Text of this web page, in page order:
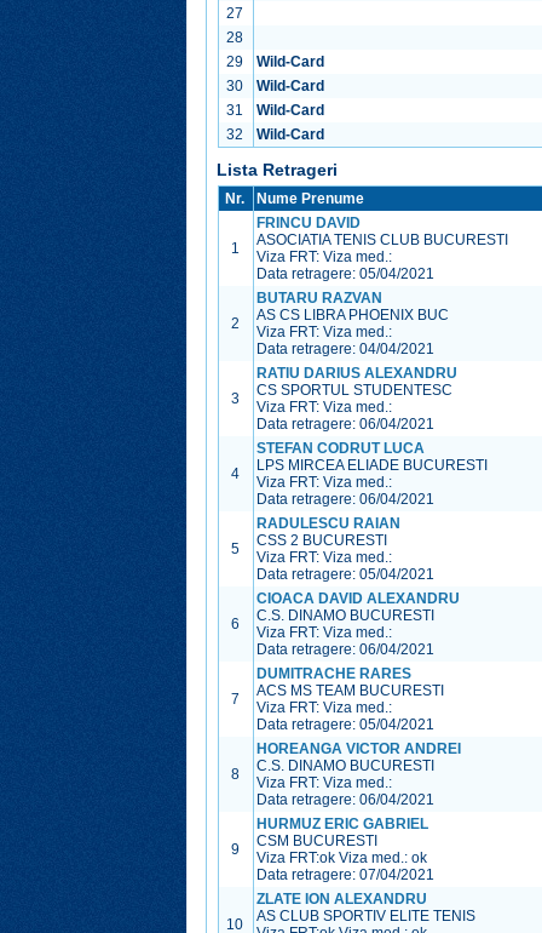
27
28
29
Wild-Card
30
Wild-Card
31
Wild-Card
32
Wild-Card
Lista Retrageri
Nr. Nume Prenume
1
FRINCU DAVID
ASOCIATIA TENIS CLUB BUCURESTI
Viza FRT: Viza med.:
Data retragere: 05/04/2021
2
BUTARU RAZVAN
AS CS LIBRA PHOENIX BUC
Viza FRT: Viza med.:
Data retragere: 04/04/2021
3
RATIU DARIUS ALEXANDRU
CS SPORTUL STUDENTESC
Viza FRT: Viza med.:
Data retragere: 06/04/2021
4
STEFAN CODRUT LUCA
LPS MIRCEA ELIADE BUCURESTI
Viza FRT: Viza med.:
Data retragere: 06/04/2021
5
RADULESCU RAIAN
CSS 2 BUCURESTI
Viza FRT: Viza med.:
Data retragere: 05/04/2021
6
CIOACA DAVID ALEXANDRU
C.S. DINAMO BUCURESTI
Viza FRT: Viza med.:
Data retragere: 06/04/2021
7
DUMITRACHE RARES
ACS MS TEAM BUCURESTI
Viza FRT: Viza med.:
Data retragere: 05/04/2021
8
HOREANGA VICTOR ANDREI
C.S. DINAMO BUCURESTI
Viza FRT: Viza med.:
Data retragere: 06/04/2021
9
HURMUZ ERIC GABRIEL
CSM BUCURESTI
Viza FRT:ok Viza med.:ok
Data retragere: 07/04/2021
10
ZLATE ION ALEXANDRU
AS CLUB SPORTIV ELITE TENIS